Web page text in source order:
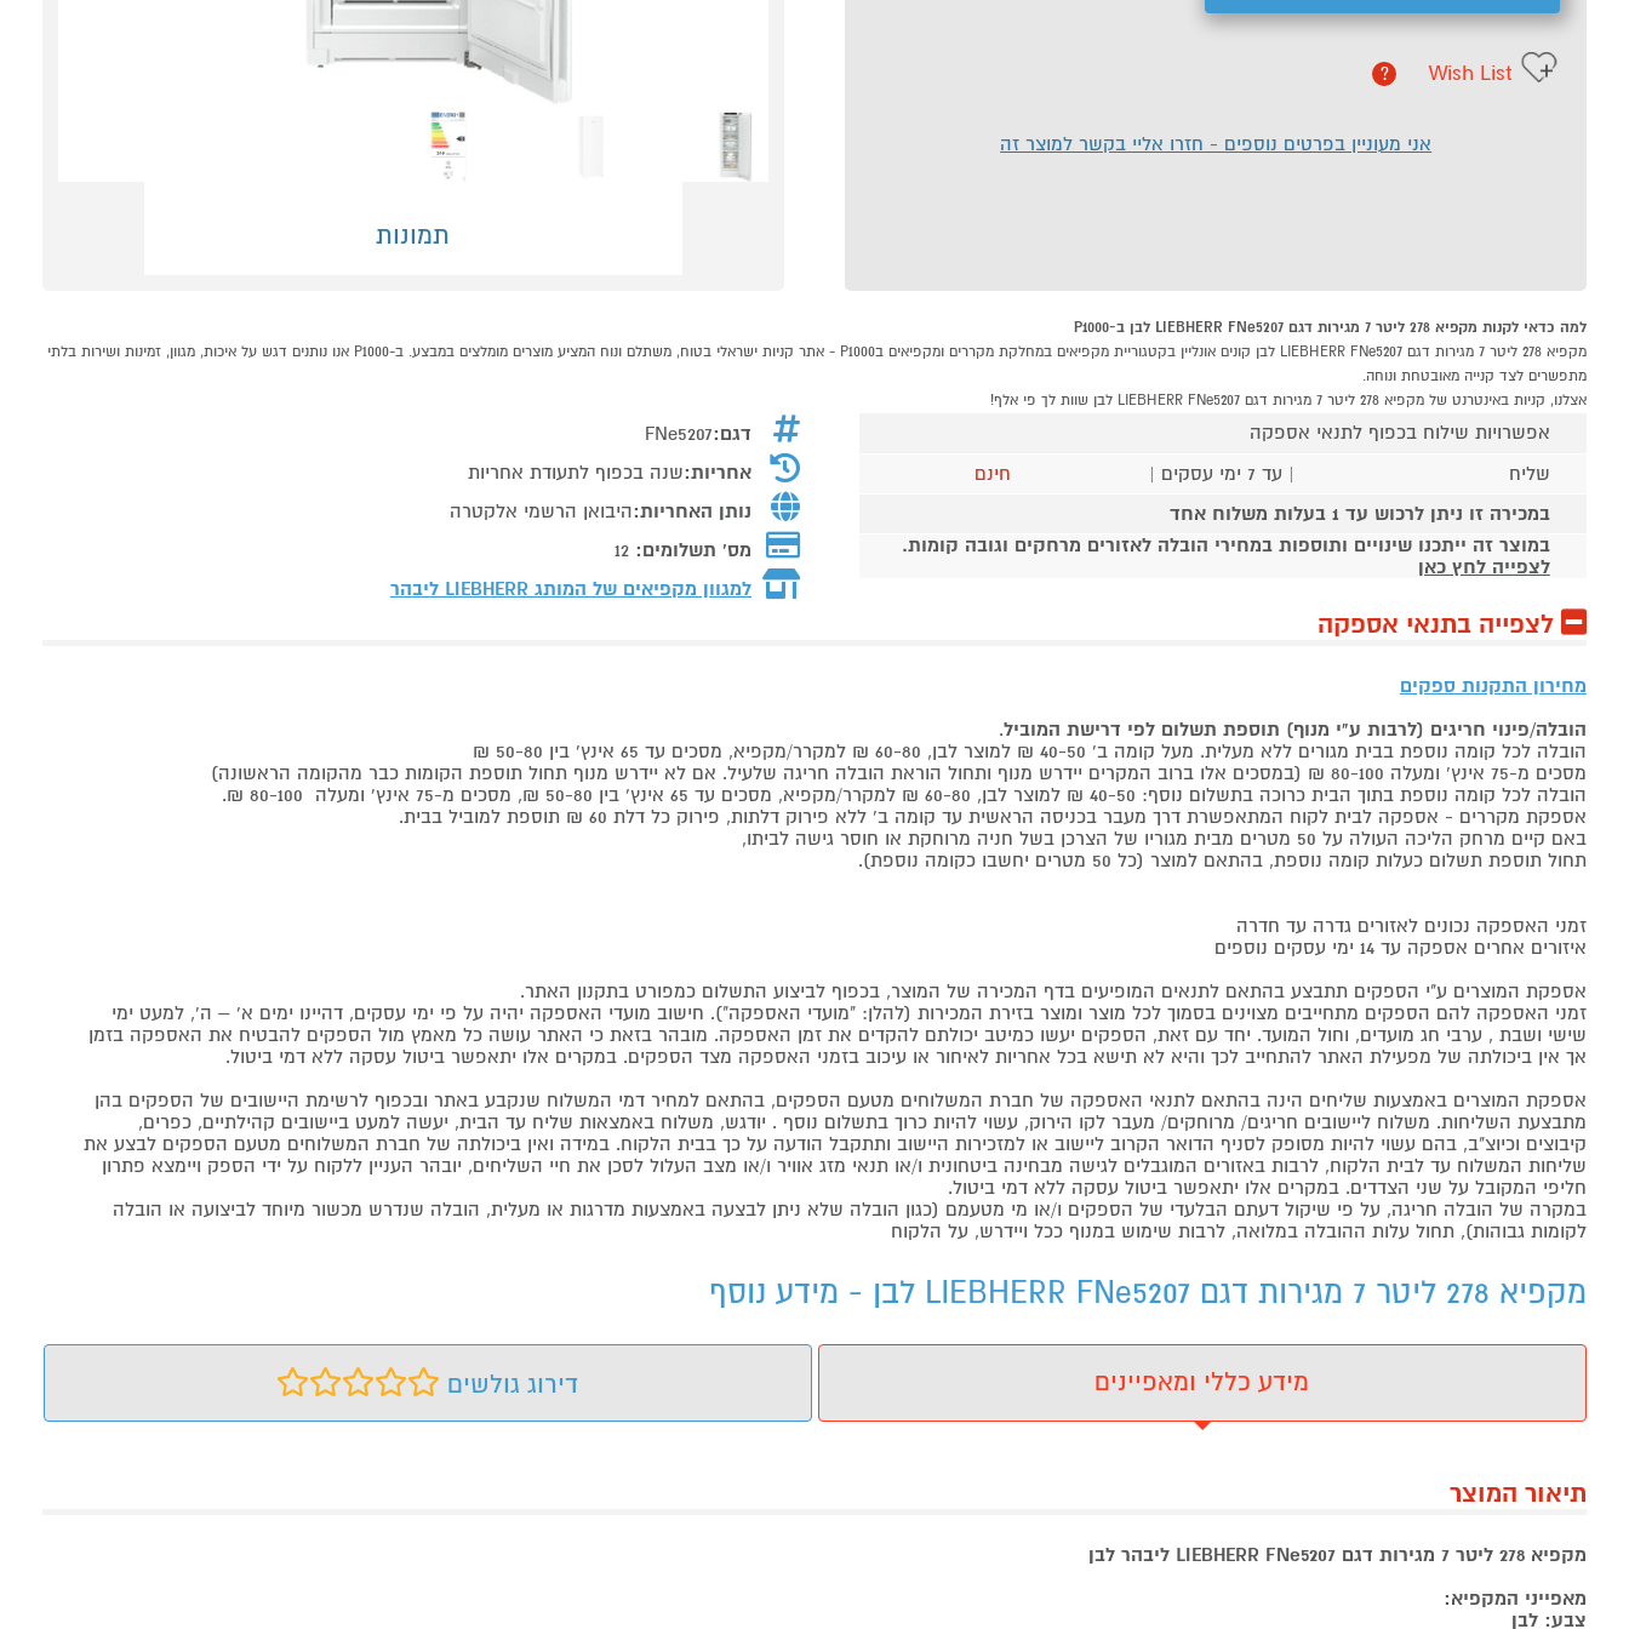
תמונות
Wish List
?
אני מעוניין בפרטים נוספים - חזרו אליי בקשר למוצר זה
למה כדאי לקנות מקפיא 278 ליטר 7 מגירות דגם LIEBHERR FNe5207 לבן ב-P1000
מקפיא 278 ליטר 7 מגירות דגם LIEBHERR FNe5207 לבן קונים אונליין בקטגוריית מקפיאים במחלקת מקררים ומקפיאים בP1000 - אתר קניות ישראלי בטוח, משתלם ונוח המציע מוצרים מומלצים במבצע. ב-P1000 אנו נותנים דגש על איכות, מגוון, זמינות ושירות בלתי
מתפשרים לצד קנייה מאובטחת ונוחה.
אצלנו, קניות באינטרנט של מקפיא 278 ליטר 7 מגירות דגם LIEBHERR FNe5207 לבן שוות לך פי אלף!
אפשרויות שילוח בכפוף לתנאי אספקה
שליח
| עד 7 ימי עסקים |
חינם
במכירה זו ניתן לרכוש עד 1 בעלות משלוח אחד
במוצר זה ייתכנו שינויים ותוספות במחירי הובלה לאזורים מרחקים וגובה קומות.
לצפייה לחץ כאן
דגם:FNe5207
אחריות:שנה בכפוף לתעודת אחריות
נותן האחריות:היבואן הרשמי אלקטרה
מס' תשלומים: 12
למגוון מקפיאים של המותג LIEBHERR ליבהר
לצפייה בתנאי אספקה
מחירון התקנות ספקים
הובלה/פינוי חריגים (לרבות ע"י מנוף) תוספת תשלום לפי דרישת המוביל.
הובלה לכל קומה נוספת בבית מגורים ללא מעלית. מעל קומה ב' 40-50 ₪ למוצר לבן, 60-80 ₪ למקרר/מקפיא, מסכים עד 65 אינץ' בין 50-80 ₪
מסכים מ-75 אינץ' ומעלה 80-100 ₪ (במסכים אלו ברוב המקרים יידרש מנוף ותחול הוראת הובלה חריגה שלעיל. אם לא יידרש מנוף תחול תוספת הקומות כבר מהקומה הראשונה)
הובלה לכל קומה נוספת בתוך הבית כרוכה בתשלום נוסף: 40-50 ₪ למוצר לבן, 60-80 ₪ למקרר/מקפיא, מסכים עד 65 אינץ' בין 50-80 ₪, מסכים מ-75 אינץ' ומעלה 80-100 ₪.
אספקת מקררים - אספקה לבית לקוח המתאפשרת דרך מעבר בכניסה הראשית עד קומה ב' ללא פירוק דלתות, פירוק כל דלת 60 ₪ תוספת למוביל בבית.
באם קיים מרחק הליכה העולה על 50 מטרים מבית מגוריו של הצרכן בשל חניה מרוחקת או חוסר גישה לביתו,
תחול תוספת תשלום כעלות קומה נוספת, בהתאם למוצר (כל 50 מטרים יחשבו כקומה נוספת).
זמני האספקה נכונים לאזורים גדרה עד חדרה
איזורים אחרים אספקה עד 14 ימי עסקים נוספים
אספקת המוצרים ע"י הספקים תתבצע בהתאם לתנאים המופיעים בדף המכירה של המוצר, בכפוף לביצוע התשלום כמפורט בתקנון האתר.
זמני האספקה להם הספקים מתחייבים מצוינים בסמוך לכל מוצר ומוצר בזירת המכירות (להלן: "מועדי האספקה"). חישוב מועדי האספקה יהיה על פי ימי עסקים, דהיינו ימים א' – ה', למעט ימי
שישי ושבת , ערבי חג מועדים, וחול המועד. יחד עם זאת, הספקים יעשו כמיטב יכולתם להקדים את זמן האספקה. מובהר בזאת כי האתר עושה כל מאמץ מול הספקים להבטיח את האספקה בזמן
אך אין ביכולתה של מפעילת האתר להתחייב לכך והיא לא תישא בכל אחריות לאיחור או עיכוב בזמני האספקה מצד הספקים. במקרים אלו יתאפשר ביטול עסקה ללא דמי ביטול.
אספקת המוצרים באמצעות שליחים הינה בהתאם לתנאי האספקה של חברת המשלוחים מטעם הספקים, בהתאם למחיר דמי המשלוח שנקבע באתר ובכפוף לרשימת היישובים של הספקים בהן
מתבצעת השליחות. משלוח ליישובים חריגים/ מרוחקים/ מעבר לקו הירוק, עשוי להיות כרוך בתשלום נוסף . יודגש, משלוח באמצאות שליח עד הבית, יעשה למעט ביישובים קהילתיים, כפרים,
קיבוצים וכיוצ"ב, בהם עשוי להיות מסופק לסניף הדואר הקרוב ליישוב או למזכירות היישוב ותתקבל הודעה על כך בבית הלקוח. במידה ואין ביכולתה של חברת המשלוחים מטעם הספקים לבצע את
שליחות המשלוח עד לבית הלקוח, לרבות באזורים המוגבלים לגישה מבחינה ביטחונית ו/או תנאי מזג אוויר ו/או מצב העלול לסכן את חיי השליחים, יובהר העניין ללקוח על ידי הספק ויימצא פתרון
חליפי המקובל על שני הצדדים. במקרים אלו יתאפשר ביטול עסקה ללא דמי ביטול.
במקרה של הובלה חריגה, על פי שיקול דעתם הבלעדי של הספקים ו/או מי מטעמם (כגון הובלה שלא ניתן לבצעה באמצעות מדרגות או מעלית, הובלה שנדרש מכשור מיוחד לביצועה או הובלה
לקומות גבוהות), תחול עלות ההובלה במלואה, לרבות שימוש במנוף ככל ויידרש, על הלקוח
מקפיא 278 ליטר 7 מגירות דגם LIEBHERR FNe5207 לבן - מידע נוסף
מידע כללי ומאפיינים דירוג גולשים
תיאור המוצר
מקפיא 278 ליטר 7 מגירות דגם LIEBHERR FNe5207 ליבהר לבן
מאפייני המקפיא:
צבע: לבן